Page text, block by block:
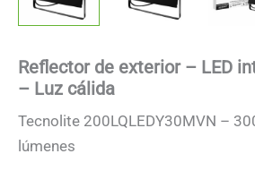
Reflector de exterior – LED
– Luz cálida
Tecnolite 200LQLEDY30MVN –
lúmenes